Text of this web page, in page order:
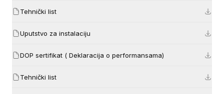
Tehnički list
Uputstvo za instalaciju
DOP sertifikat ( Deklaracija o performansama)
Tehnički list